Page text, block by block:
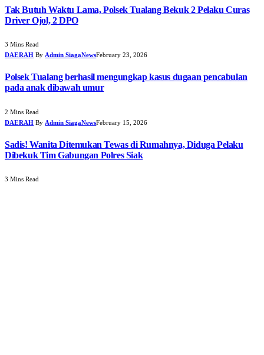
Tak Butuh Waktu Lama, Polsek Tualang Bekuk 2 Pelaku Curas
Driver Ojol, 2 DPO
3 Mins Read
DAERAH By Admin SiagaNewsFebruary 23, 2026
Polsek Tualang berhasil mengungkap kasus dugaan pencabulan
pada anak dibawah umur
2 Mins Read
DAERAH By Admin SiagaNewsFebruary 15, 2026
Sadis! Wanita Ditemukan Tewas di Rumahnya, Diduga Pelaku
Dibekuk Tim Gabungan Polres Siak
3 Mins Read